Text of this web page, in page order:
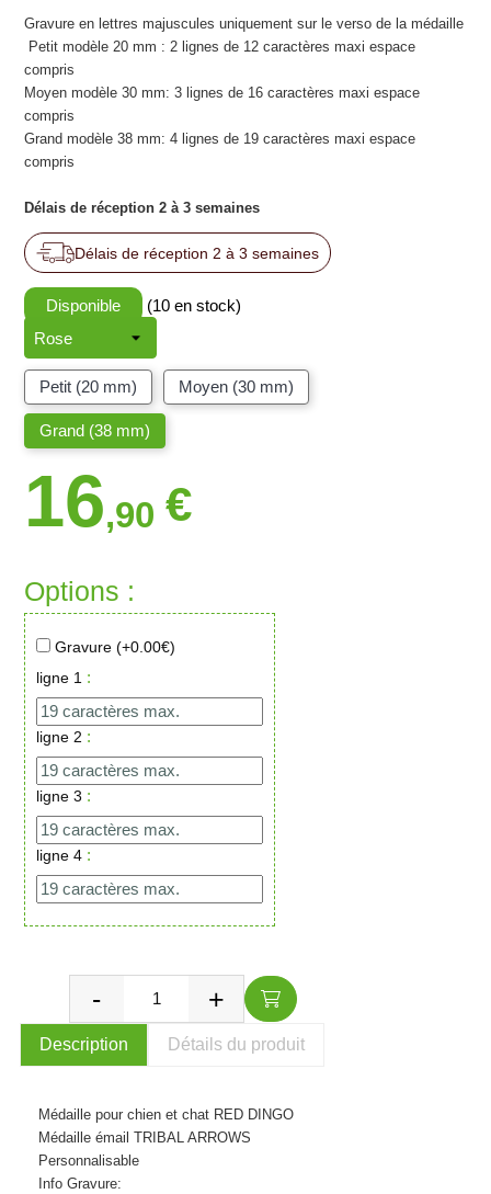
Gravure en lettres majuscules uniquement sur le verso de la médaille
Petit modèle 20 mm : 2 lignes de 12 caractères maxi espace
compris
Moyen modèle 30 mm: 3 lignes de 16 caractères maxi espace
compris
Grand modèle 38 mm: 4 lignes de 19 caractères maxi espace
compris
Délais de réception 2 à 3 semaines
Délais de réception 2 à 3 semaines
Disponible (10 en stock)
Petit (20 mm) Moyen (30 mm)
Grand (38 mm)
16,90 €
Options :
Gravure (+0.00€)
ligne 1 :
ligne 2 :
ligne 3 :
ligne 4 :
Description Détails du produit
Médaille pour chien et chat RED DINGO
Médaille émail TRIBAL ARROWS
Personnalisable
Info Gravure: